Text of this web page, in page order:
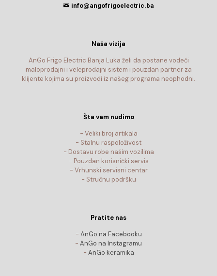
info@angofrigoelectric.ba
Naša vizija
AnGo Frigo Electric Banja Luka želi da postane vodeći
maloprodajni i veleprodajni sistem i pouzdan partner za
klijente kojima su proizvodi iz našeg programa neophodni.
Šta vam nudimo
- Veliki broj artikala
- Stalnu raspoloživost
- Dostavu robe našim vozilima
- Pouzdan korisnički servis
- Vrhunski servisni centar
- Stručnu podršku
Pratite nas
- AnGo na Facebooku
- AnGo na Instagramu
- AnGo keramika